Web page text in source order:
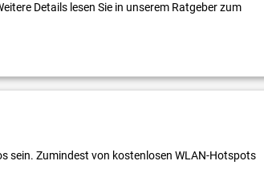
Details lesen Sie in unserem Ratgeber zum
sein. Zumindest von kostenlosen WLAN-Hotspots